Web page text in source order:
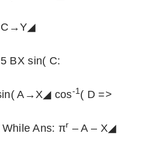
C→Y◢
BX sin( C:
A→X◢ cos-1( D =>
Ans: πr – A – X◢